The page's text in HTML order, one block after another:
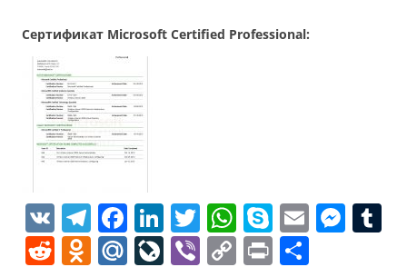
Сертификат Microsoft Certified Professional:
V
K
T
el
F
a
Li
n
T
w
W
h
S
k
E M
R O M Li Vi C Pr